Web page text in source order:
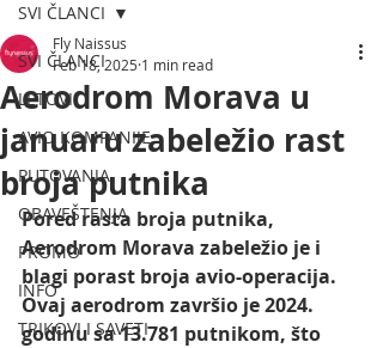
SVI ČLANCI
LETOVI
AVIO KOMPANIJE
PUTOVANJA
OBAVEŠTENJA
PROMO
INFO
TRIKOVI I SAVETI
SVI ČLANCI
Aerodrom Morava u
januaru zabeležio rast
broja putnika
Fly Naissus
Feb 18, 2025 1 min read
Pored rasta broja putnika,
Aerodrom Morava zabeležio je i
blagi porast broja avio-operacija.
Ovaj aerodrom završio je 2024.
godinu sa 13.781 putnikom, što